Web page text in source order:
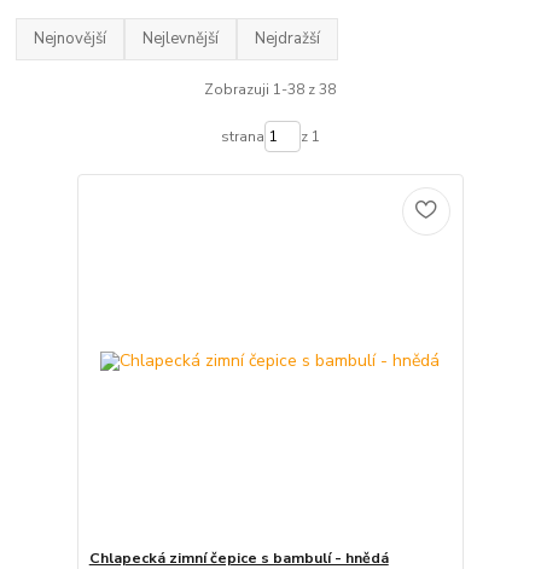
Nejnovější Nejlevnější Nejdražší
Zobrazuji 1-38 z 38
strana z 1
Chlapecká zimní čepice s bambulí - hnědá